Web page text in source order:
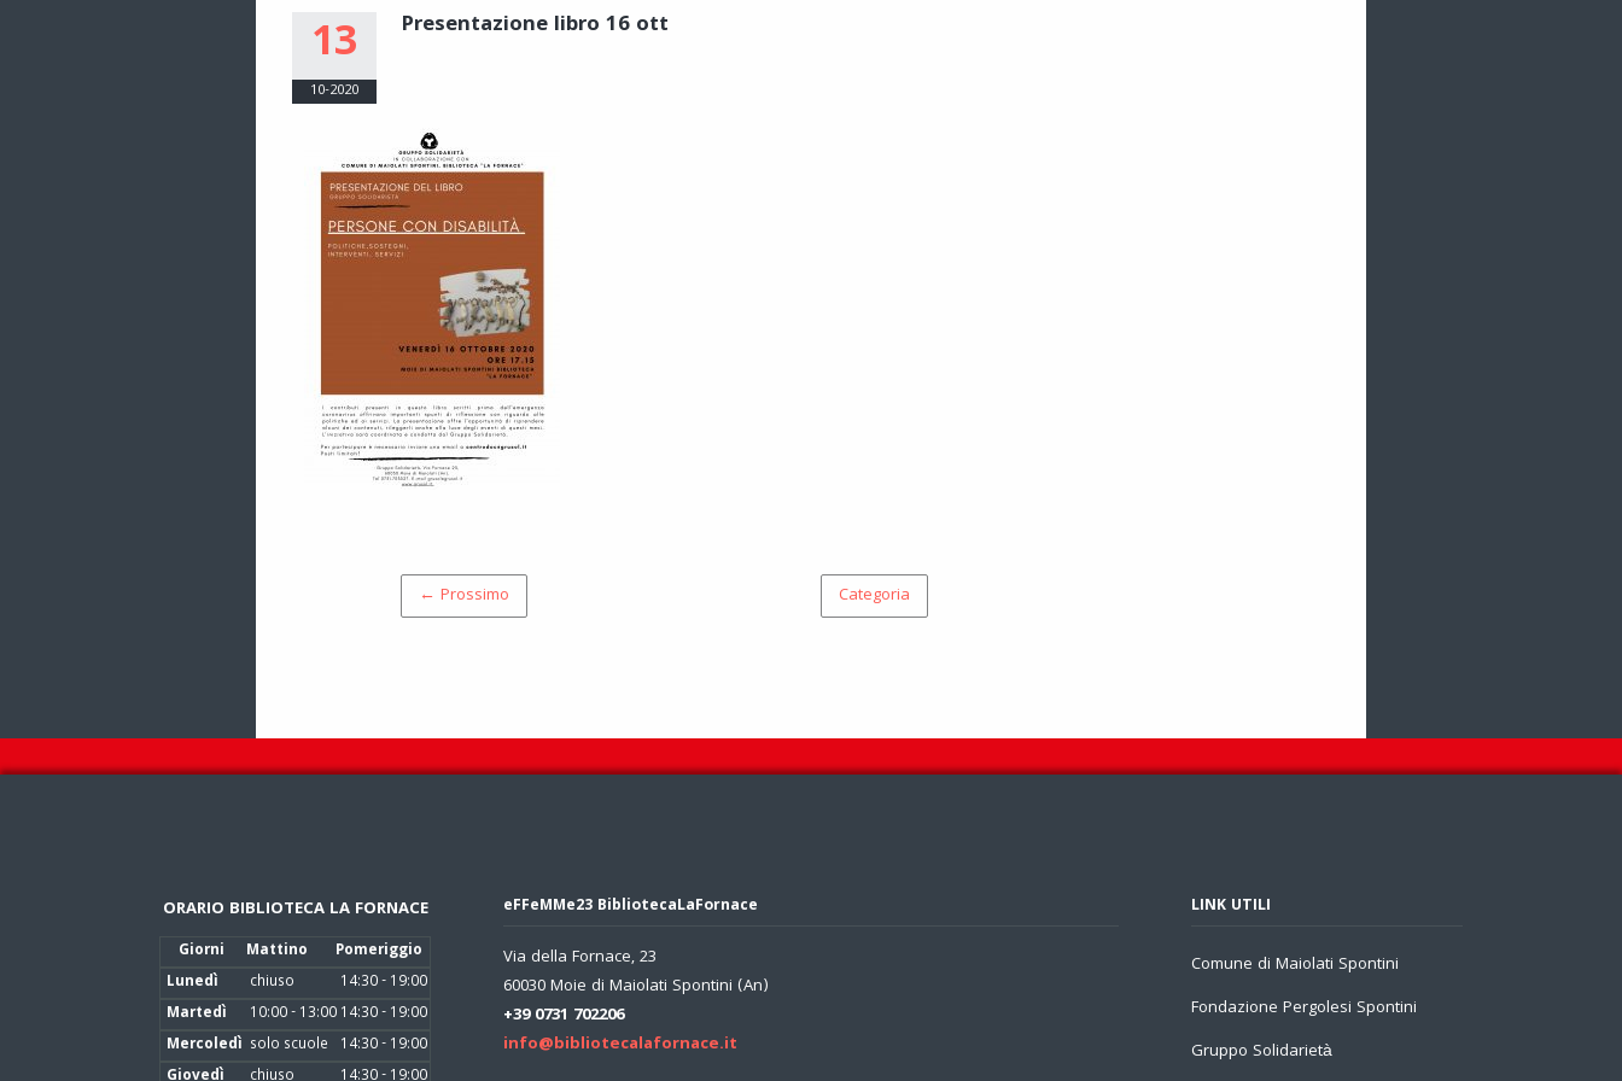
13
10-2020
Presentazione libro 16 ott
← Prossimo Categoria
ORARIO BIBLIOTECA LA FORNACE
Giorni Mattino
Pomeriggio
Lunedì
chiuso
14:30 - 19:00
Martedì
10:00 - 13:0014:30 - 19:00
Mercoledì solo scuole 14:30 - 19:00
eFFeMMe23 BibliotecaLaFornace
Via della Fornace, 23
60030 Moie di Maiolati Spontini (An)
+39 0731 702206
info@bibliotecalafornace.it
LINK UTILI
Comune di Maiolati Spontini
Fondazione Pergolesi Spontini
Gruppo Solidarietà